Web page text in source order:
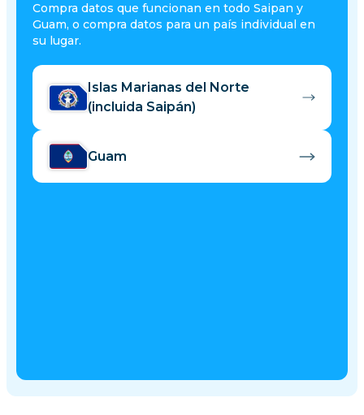
Compra datos que funcionan en todo Saipan y
Guam, o compra datos para un país individual en
su lugar.
Islas Marianas del Norte
(incluida Saipán)
Guam